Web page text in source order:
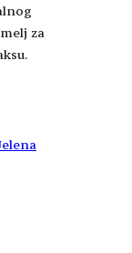
za